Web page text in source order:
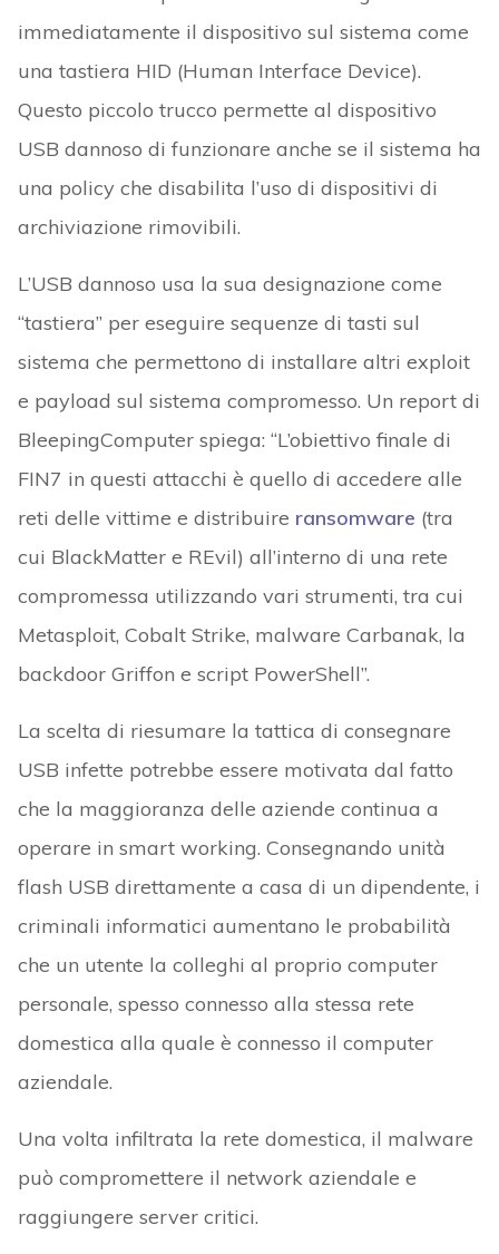
immediatamente il dispositivo sul sistema come
una tastiera HID (Human Interface Device).
Questo piccolo trucco permette al dispositivo
USB dannoso di funzionare anche se il sistema ha
una policy che disabilita l’uso di dispositivi di
archiviazione rimovibili.
L’USB dannoso usa la sua designazione come
“tastiera” per eseguire sequenze di tasti sul
sistema che permettono di installare altri exploit
e payload sul sistema compromesso. Un report di
BleepingComputer spiega: “L’obiettivo finale di
FIN7 in questi attacchi è quello di accedere alle
reti delle vittime e distribuire ransomware (tra
cui BlackMatter e REvil) all’interno di una rete
compromessa utilizzando vari strumenti, tra cui
Metasploit, Cobalt Strike, malware Carbanak, la
backdoor Griffon e script PowerShell”.
La scelta di riesumare la tattica di consegnare
USB infette potrebbe essere motivata dal fatto
che la maggioranza delle aziende continua a
operare in smart working. Consegnando unità
flash USB direttamente a casa di un dipendente, i
criminali informatici aumentano le probabilità
che un utente la colleghi al proprio computer
personale, spesso connesso alla stessa rete
domestica alla quale è connesso il computer
aziendale.
Una volta infiltrata la rete domestica, il malware
può compromettere il network aziendale e
raggiungere server critici.